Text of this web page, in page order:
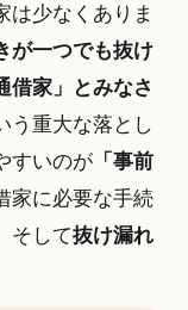
は少なくありま
が一つでも抜け
借家」とみなさ
う重大な落とし
すいのが 「事前
家に必要な手続
そして抜け漏れ